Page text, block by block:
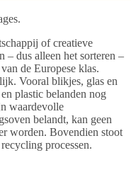
of creatieve
– dus alleen het sorteren –
de Europese klas.
Vooral blikjes, glas en
plastic belanden nog
waardevolle
belandt, kan geen
worden. Bovendien stoot
processen.